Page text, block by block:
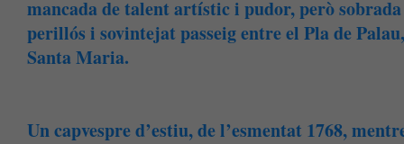
mancada de talent artístic i pudor, però
perillós i sovintejat passeig entre el Pla de
Santa Maria.
Un capvespre d’estiu, de l’esmentat 1768,